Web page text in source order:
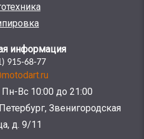
информация
915-68-77
Вс 10:00 до 21:00
Звенигородская
д. 9/11